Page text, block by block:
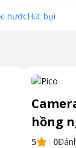
nướcHút bụi
hồng
5 0